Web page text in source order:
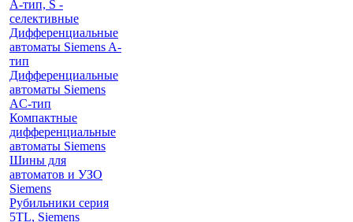
A-тип, S -
селективные
Дифференциальные
автоматы Siemens A-
тип
Дифференциальные
автоматы Siemens
AС-тип
Компактные
дифференциальные
автоматы Siemens
Шины для
автоматов и УЗО
Siemens
Рубильники серия
5TL, Siemens